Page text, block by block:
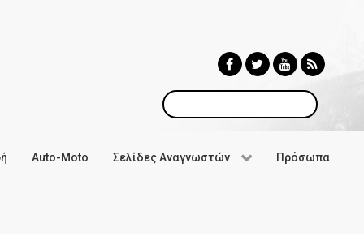
Αναζήτηση
Auto-Moto Σελίδες Αναγνωστών Πρόσωπα